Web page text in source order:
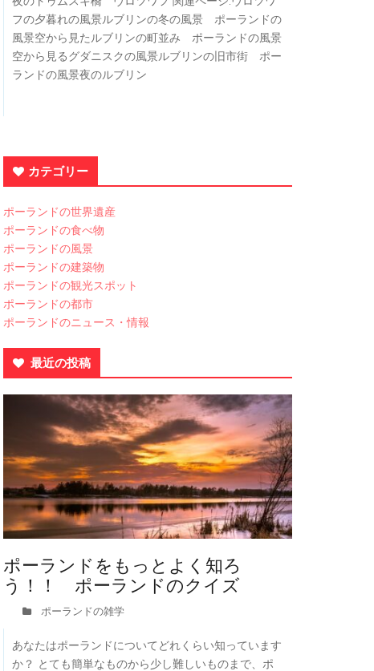
フの夕暮れの風景ルブリンの冬の風景 ポーランドの
風景空から見たルブリンの町並み ポーランドの風景
空から見るグダニスクの風景ルブリンの旧市街 ポー
ランドの風景夜のルブリン
カテゴリー
ポーランドの世界遺産
ポーランドの食べ物
ポーランドの風景
ポーランドの建築物
ポーランドの観光スポット
ポーランドの都市
ポーランドのニュース・情報
最近の投稿
ポーランドをもっとよく知ろ
う！！ ポーランドのクイズ
ポーランドの雑学
あなたはポーランドについてどれくらい知っています
か？ とても簡単なものから少し難しいものまで、ポ